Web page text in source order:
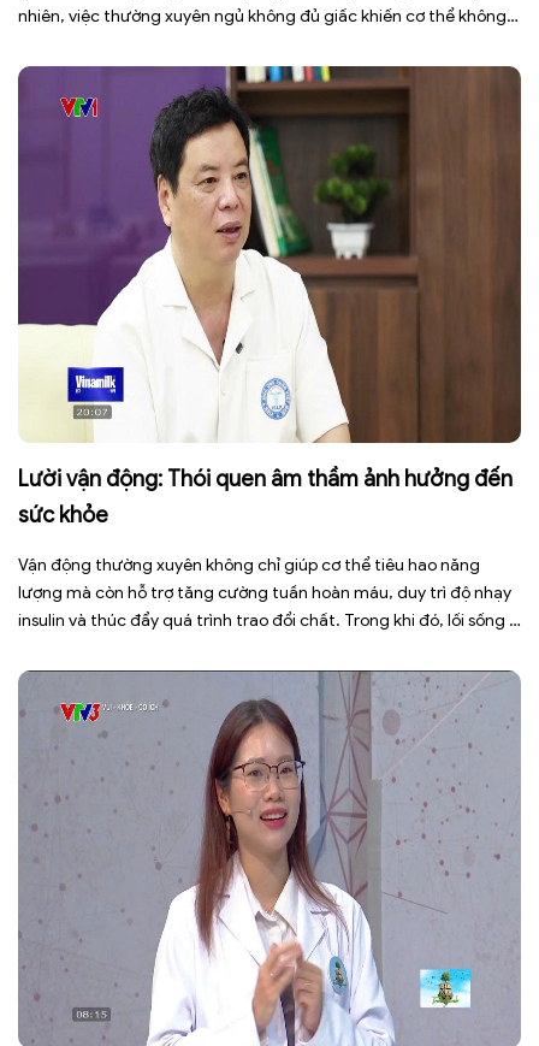
nhiên, việc thường xuyên ngủ không đủ giấc khiến cơ thể không
trung, […]
Lười vận động: Thói quen âm thầm ảnh hưởng đến
sức khỏe
Vận động thường xuyên không chỉ giúp cơ thể tiêu hao năng
lượng mà còn hỗ trợ tăng cường tuần hoàn máu, duy trì độ nhạy
insulin và thúc đẩy quá trình trao đổi chất. Trong khi đó, lối sống ít
[…]